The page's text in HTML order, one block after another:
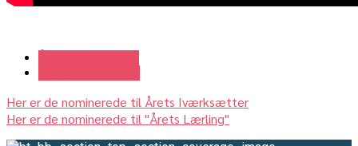
Her er de nominerede til Årets Iværksætter
Her er de nominerede til "Årets Lærling"